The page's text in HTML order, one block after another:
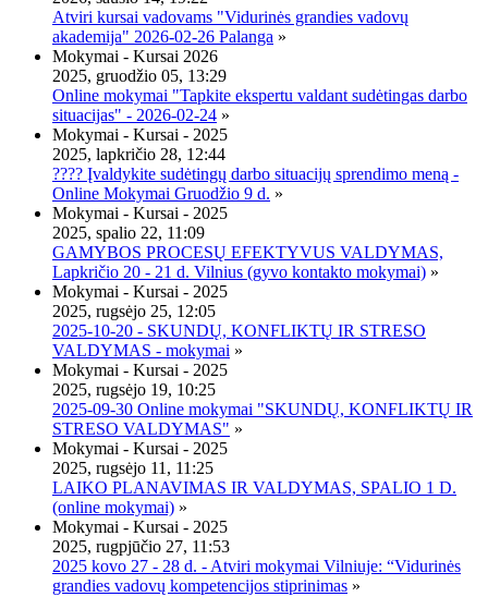
Atviri kursai vadovams "Vidurinės grandies vadovų
akademija" 2026-02-26 Palanga »
Mokymai - Kursai 2026
2025, gruodžio 05, 13:29
Online mokymai "Tapkite ekspertu valdant sudėtingas darbo
situacijas" - 2026-02-24 »
Mokymai - Kursai - 2025
2025, lapkričio 28, 12:44
???? Įvaldykite sudėtingų darbo situacijų sprendimo meną -
Online Mokymai Gruodžio 9 d. »
Mokymai - Kursai - 2025
2025, spalio 22, 11:09
GAMYBOS PROCESŲ EFEKTYVUS VALDYMAS,
Lapkričio 20 - 21 d. Vilnius (gyvo kontakto mokymai) »
Mokymai - Kursai - 2025
2025, rugsėjo 25, 12:05
2025-10-20 - SKUNDŲ, KONFLIKTŲ IR STRESO
VALDYMAS - mokymai »
Mokymai - Kursai - 2025
2025, rugsėjo 19, 10:25
2025-09-30 Online mokymai "SKUNDŲ, KONFLIKTŲ IR
STRESO VALDYMAS" »
Mokymai - Kursai - 2025
2025, rugsėjo 11, 11:25
LAIKO PLANAVIMAS IR VALDYMAS, SPALIO 1 D.
(online mokymai) »
Mokymai - Kursai - 2025
2025, rugpjūčio 27, 11:53
2025 kovo 27 - 28 d. - Atviri mokymai Vilniuje: “Vidurinės
grandies vadovų kompetencijos stiprinimas »